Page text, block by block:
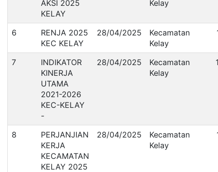
AKSI 2025
KELAY
Kelay
6
RENJA 2025
KEC KELAY
28/04/2025
Kecamatan
Kelay
7
INDIKATOR
KINERJA
UTAMA
2021-2026
KEC-KELAY
-
28/04/2025
Kecamatan
Kelay
8
PERJANJIAN
KERJA
KECAMATAN
KELAY 2025
28/04/2025
Kecamatan
Kelay